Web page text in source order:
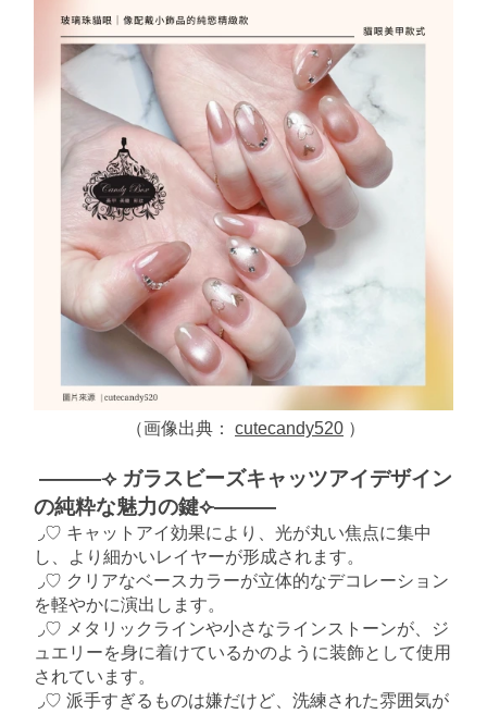
（画像出典： cutecandy520 ）
———⟢ ガラスビーズキャッツアイデザイン
の純粋な魅力の鍵⟣———
◞♡ キャットアイ効果により、光が丸い焦点に集中
し、より細かいレイヤーが形成されます。
◞♡ クリアなベースカラーが立体的なデコレーション
を軽やかに演出します。
◞♡ メタリックラインや小さなラインストーンが、ジ
ュエリーを身に着けているかのように装飾として使用
されています。
◞♡ 派手すぎるものは嫌だけど、洗練された雰囲気が